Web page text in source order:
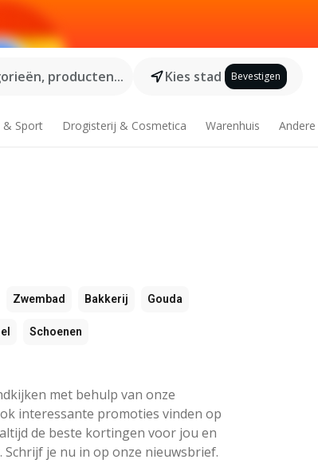
producten...
Kies stad Bevestigen
& Sport Drogisterij & Cosmetica Warenhuis Andere
Zwembad Bakkerij Gouda
Schoenen
met behulp van onze
interessante promoties vinden op
de beste kortingen voor jou en
je nu in op onze nieuwsbrief.